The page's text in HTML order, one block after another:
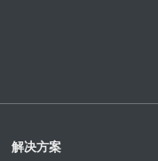
解决方案